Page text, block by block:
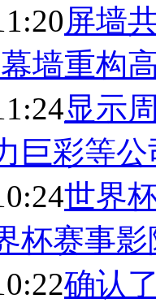
屏墙
墙重构
显示
巨彩等
世界
杯赛事
确认